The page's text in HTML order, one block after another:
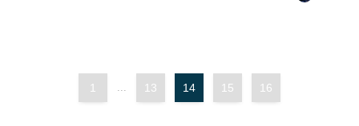
1 ... 13 14 15 16